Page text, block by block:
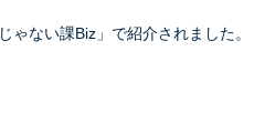
ない課Biz」で紹介されました。